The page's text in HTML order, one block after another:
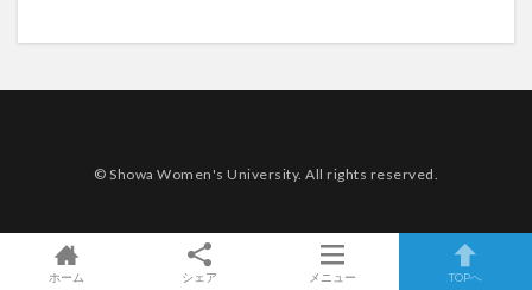
© Showa Women's University. All rights reserved.
ホーム シェア メニュー TOPへ